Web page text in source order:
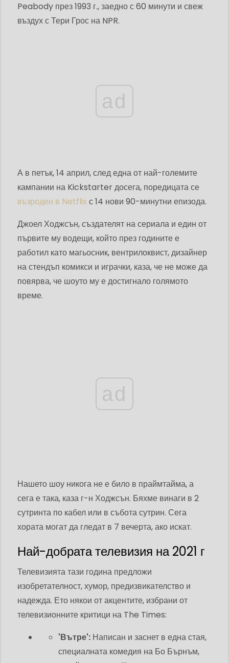
Peabody през 1993 г., заедно с 60 минути и свеж
въздух с Тери Грос на NPR.
ad
А в петък, 14 април, след една от най-големите
кампании на Kickstarter досега, поредицата се
възроден в Netflix с 14 нови 90-минутни епизода.
Джоел Ходжсън, създателят на сериала и един от
първите му водещи, който през годините е
работил като магьосник, вентрилоквист, дизайнер
на стендъп комикси и играчки, каза, че не може да
повярва, че шоуто му е достигнало голямото
време.
ad
Нашето шоу никога не е било в праймтайма, а
сега е така, каза г-н Ходжсън. Бяхме винаги в 2
сутринта по кабел или в събота сутрин. Сега
хората могат да гледат в 7 вечерта, ако искат.
Най-добрата телевизия на 2021 г
Телевизията тази година предложи
изобретателност, хумор, предизвикателство и
надежда. Ето някои от акцентите, избрани от
телевизионните критици на The Times:
'Вътре': Написан и заснет в една стая,
специалната комедия на Бо Бърнъм,